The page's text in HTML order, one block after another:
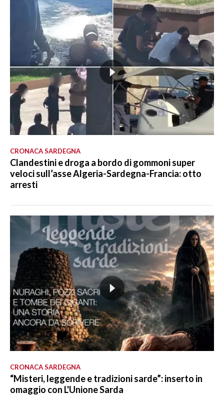
CRONACA SARDEGNA
Clandestini e droga a bordo di gommoni super
veloci sull’asse Algeria-Sardegna-Francia: otto
arresti
CRONACA SARDEGNA
“Misteri, leggende e tradizioni sarde”: inserto in
omaggio con L'Unione Sarda